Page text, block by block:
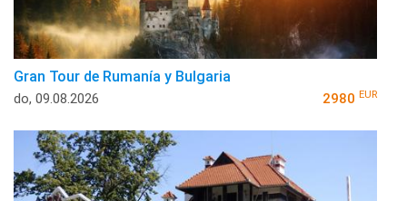
Gran Tour de Rumanía y Bulgaria
do, 09.08.2026 2980 EUR